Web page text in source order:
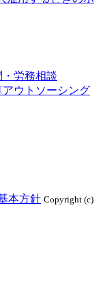
労務相談
ウトソーシング
本方針 Copyright (c)